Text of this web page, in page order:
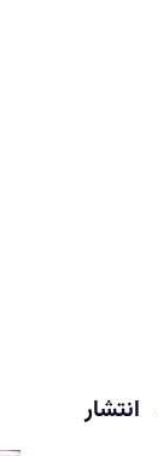
انتشار